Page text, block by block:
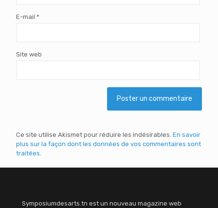
E-mail *
Site web
Ce site utilise Akismet pour réduire les indésirables. En savoir
plus sur la façon dont les données de vos commentaires sont
traitées.
Symposiumdesarts.tn est un nouveau magazine web